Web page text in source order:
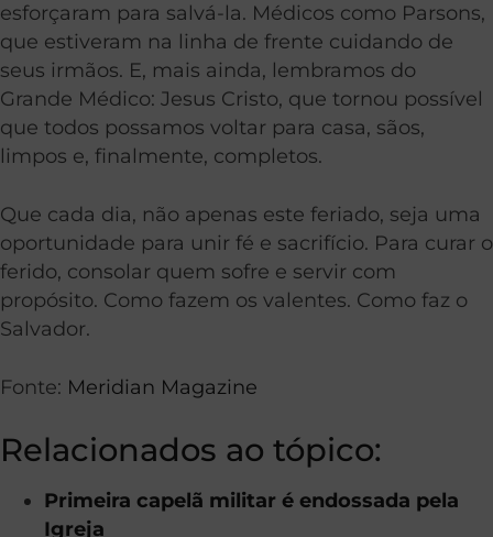
esforçaram para salvá-la. Médicos como Parsons,
que estiveram na linha de frente cuidando de
seus irmãos. E, mais ainda, lembramos do
Grande Médico: Jesus Cristo, que tornou possível
que todos possamos voltar para casa, sãos,
limpos e, finalmente, completos.
Que cada dia, não apenas este feriado, seja uma
oportunidade para unir fé e sacrifício. Para curar o
ferido, consolar quem sofre e servir com
propósito. Como fazem os valentes. Como faz o
Salvador.
Fonte: Meridian Magazine
Relacionados ao tópico:
Primeira capelã militar é endossada pela
Igreja